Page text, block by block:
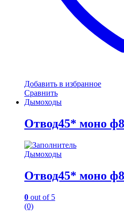
Добавить в избранное
Сравнить
Дымоходы
Отвод45* моно
Дымоходы
Отвод45* моно
0 out of 5
(0)